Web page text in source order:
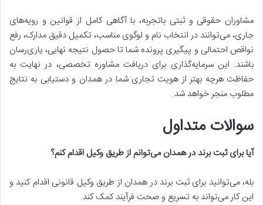
مشاوران حقوقی و ثبتی باتجربه، با آگاهی کامل از قوانین و رویه‌های
جاری، می‌توانند در انتخاب نام و لوگوی مناسب، تکمیل دقیق مدارک، رفع
نواقص احتمالی و پیگیری پرونده شما تا حصول نتیجه نهایی، یاری‌رسان
باشند. این سرمایه‌گذاری برای دریافت مشاوره تخصصی، در نهایت به
حفاظت هرچه بهتر از هویت تجاری شما در همدان و دستیابی به نتایج
مطلوب منجر خواهد شد.
سوالات متداول
آیا برای ثبت برند در همدان می‌توانم از طریق وکیل اقدام کنم؟
بله، می‌توانید برای ثبت برند در همدان از طریق وکیل قانونی اقدام کنید و
این کار می‌تواند به تسریع و صحت فرآیند کمک کند.